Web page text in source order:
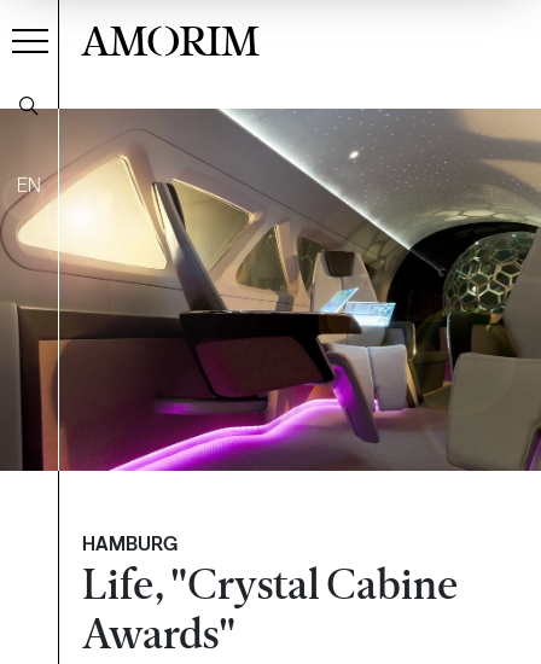
EN
AMORIM
HAMBURG
Life, "Crystal Cabine
Awards"